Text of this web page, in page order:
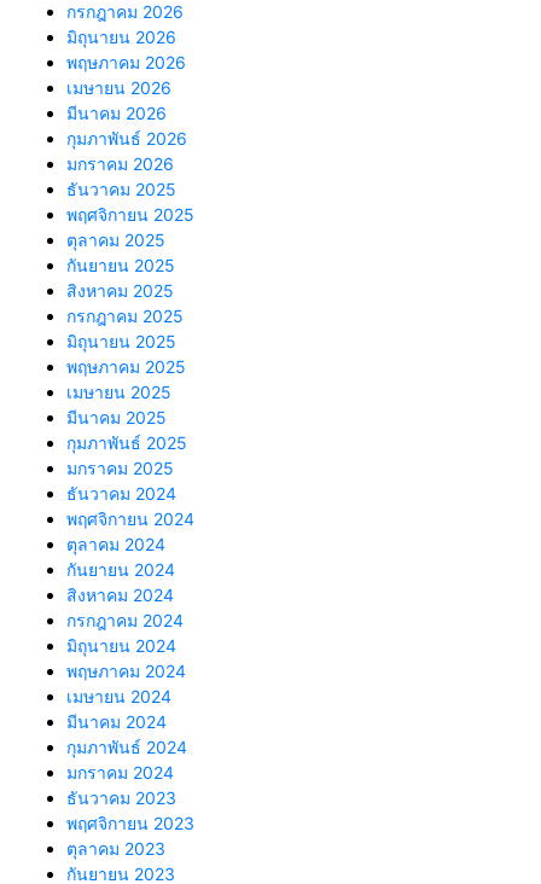
กรกฎาคม 2026
มิถุนายน 2026
พฤษภาคม 2026
เมษายน 2026
มีนาคม 2026
กุมภาพันธ์ 2026
มกราคม 2026
ธันวาคม 2025
พฤศจิกายน 2025
ตุลาคม 2025
กันยายน 2025
สิงหาคม 2025
กรกฎาคม 2025
มิถุนายน 2025
พฤษภาคม 2025
เมษายน 2025
มีนาคม 2025
กุมภาพันธ์ 2025
มกราคม 2025
ธันวาคม 2024
พฤศจิกายน 2024
ตุลาคม 2024
กันยายน 2024
สิงหาคม 2024
กรกฎาคม 2024
มิถุนายน 2024
พฤษภาคม 2024
เมษายน 2024
มีนาคม 2024
กุมภาพันธ์ 2024
มกราคม 2024
ธันวาคม 2023
พฤศจิกายน 2023
ตุลาคม 2023
กันยายน 2023